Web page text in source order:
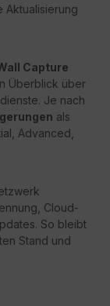
Aktualisierung
Capture
Überblick über
Je nach
als
Advanced,
Cloud-
So bleibt
Stand und